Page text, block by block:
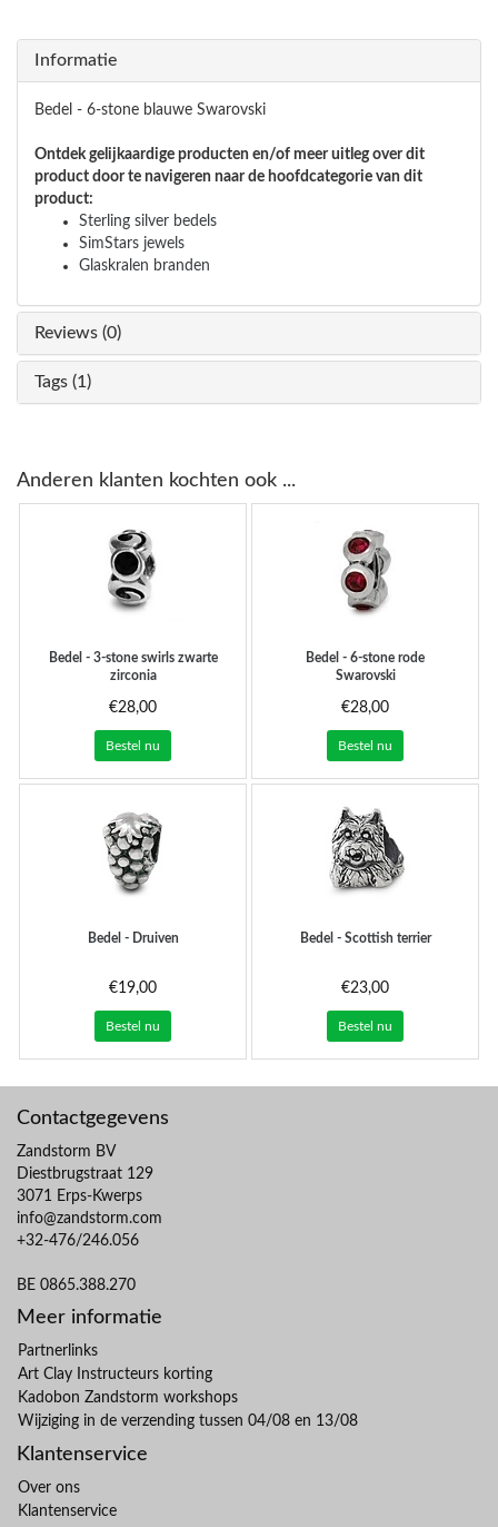
Informatie
Bedel - 6-stone blauwe Swarovski
Ontdek gelijkaardige producten en/of meer uitleg over dit
product door te navigeren naar de hoofdcategorie van dit
product:
Sterling silver bedels
SimStars jewels
Glaskralen branden
Reviews (0)
Tags (1)
Anderen klanten kochten ook ...
Bedel - 3-stone swirls zwarte
zirconia
€28,00
Bestel nu
Bedel - 6-stone rode
Swarovski
€28,00
Bestel nu
Bedel - Druiven
€19,00
Bestel nu
Bedel - Scottish terrier
€23,00
Bestel nu
Contactgegevens
Zandstorm BV
Diestbrugstraat 129
3071 Erps-Kwerps
info@zandstorm.com
+32-476/246.056
BE 0865.388.270
Meer informatie
Partnerlinks
Art Clay Instructeurs korting
Kadobon Zandstorm workshops
Wijziging in de verzending tussen 04/08 en 13/08
Klantenservice
Over ons
Klantenservice